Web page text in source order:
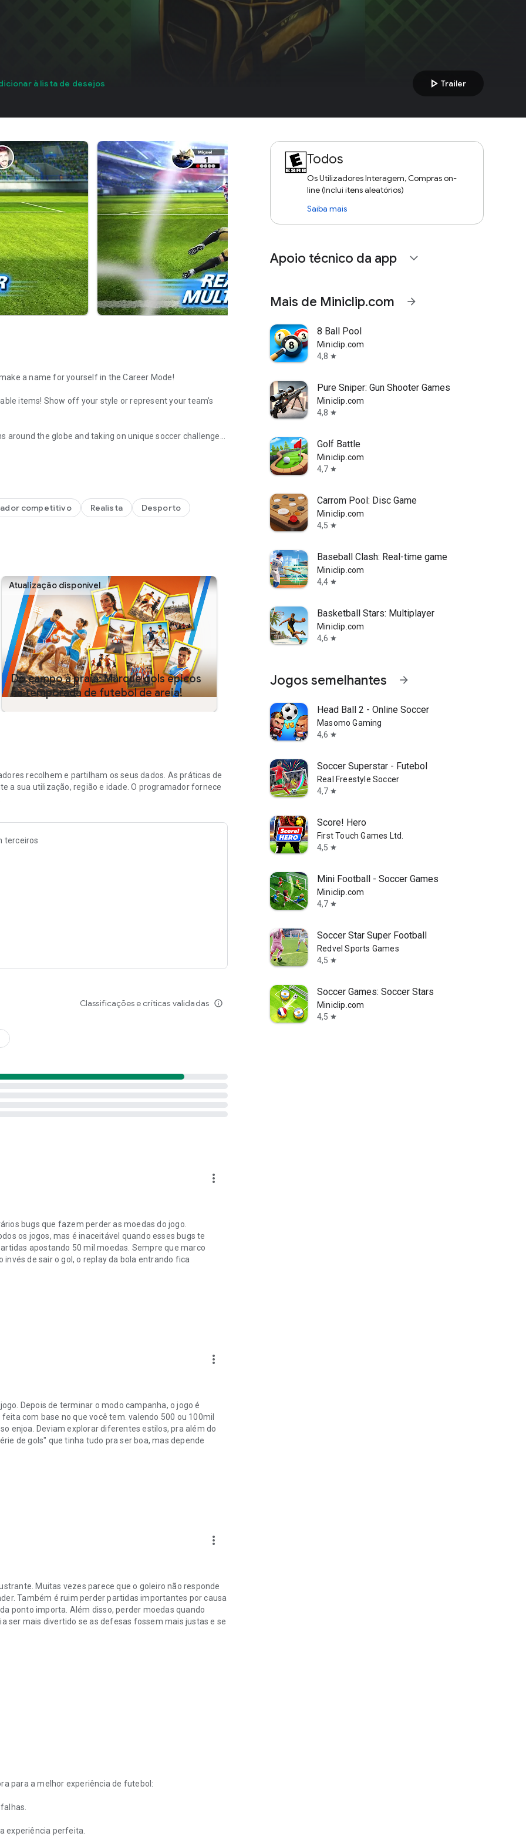
à lista de desejos play_arrow Trailer
a name for yourself in the Career Mode!
items! Show off your style or represent your team’s
the globe and taking on unique soccer challenges
and offers endless competitive football fun!
of the finger!
items).
and-conditions
competitivo Realista
Desporto
Atualização disponível
Do campo à praia: Marque gols épicos
na temporada de futebol de areia!
recolhem e partilham os seus dados. As práticas de
a sua utilização, região e idade. O programador fornece
terceiros
Classificações e críticas validadas info_outline
more_vert
bugs que fazem perder as moedas do jogo.
os jogos, mas é inaceitável quando esses bugs te
apostando 50 mil moedas. Sempre que marco
de sair o gol, o replay da bola entrando fica
more_vert
Depois de terminar o modo campanha, o jogo é
com base no que você tem. valendo 500 ou 100mil
enjoa. Deviam explorar diferentes estilos, pra além do
de gols" que tinha tudo pra ser boa, mas depende
more_vert
Muitas vezes parece que o goleiro não responde
Também é ruim perder partidas importantes por causa
ponto importa. Além disso, perder moedas quando
ser mais divertido se as defesas fossem mais justas e se
para a melhor experiência de futebol:
experiência perfeita.
Todos
Os Utilizadores Interagem, Compras on-
line (Inclui itens aleatórios)
Saiba mais
Apoio técnico da app expand_more
Mais de Miniclip.com arrow_forward
8 Ball Pool
Miniclip.com
4,8 star
Pure Sniper: Gun Shooter Games
Miniclip.com
4,8 star
Golf Battle
Miniclip.com
4,7 star
Carrom Pool: Disc Game
Miniclip.com
4,5 star
Baseball Clash: Real-time game
Miniclip.com
4,4 star
Basketball Stars: Multiplayer
Miniclip.com
4,6 star
Jogos semelhantes arrow_forward
Head Ball 2 - Online Soccer
Masomo Gaming
4,6 star
Soccer Superstar - Futebol
Real Freestyle Soccer
4,7 star
Score! Hero
First Touch Games Ltd.
4,5 star
Mini Football - Soccer Games
Miniclip.com
4,7 star
Soccer Star Super Football
Redvel Sports Games
4,5 star
Soccer Games: Soccer Stars
Miniclip.com
4,5 star